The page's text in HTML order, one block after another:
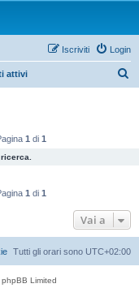
Login
Iscriviti
attivi
1 di 1
1 di 1
Vai a
Tutti gli orari sono UTC+02:00
Limited